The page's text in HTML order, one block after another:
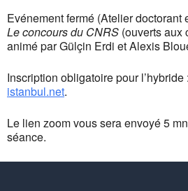
Evénement fermé (Atelier doctorant
Le concours du CNRS (ouverts aux
animé par Gülçin Erdi et Alexis
Inscription obligatoire pour l’hybride :
istanbul.net.
Le lien zoom vous sera envoyé 5
séance.